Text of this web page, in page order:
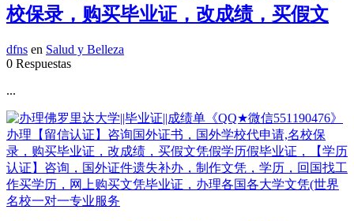
校保录，购买毕业证，改成绩，买假文
dfns en Salud y Belleza
0 Respuestas
...